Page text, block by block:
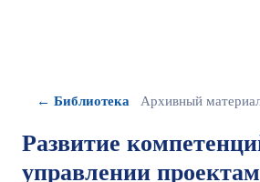
← Библиотека Архивный
Развитие
управлении